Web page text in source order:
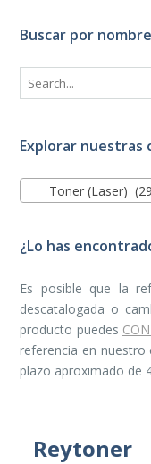
Buscar por
Explorar nuestras
Toner (Laser)
¿Lo has
Es posible que la
descatalogada o
producto puedes
referencia en
plazo aproximado de
Reytoner